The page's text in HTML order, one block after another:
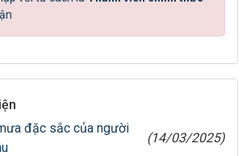
đặc sắc của người
(14/03/2025)